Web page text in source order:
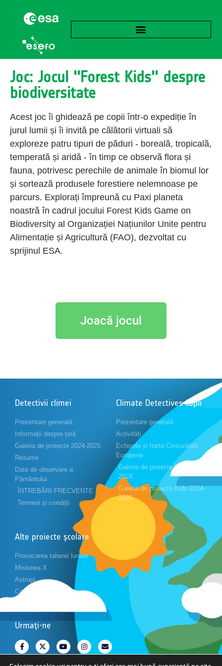
Joc: Jocul ''Forest Kids'' despre
biodiversitate
Acest joc îi ghidează pe copii într-o expediție în
jurul lumii și îi invită pe călătorii virtuali să
exploreze patru tipuri de păduri - boreală, tropicală,
temperată și aridă - în timp ce observă flora și
fauna, potrivesc perechile de animale în biomul lor
și sortează produsele forestiere nelemnoase pe
parcurs. Explorați împreună cu Paxi planeta
noastră în cadrul jocului Forest Kids Game on
Biodiversity al Organizației Națiunilor Unite pentru
Alimentație și Agricultură (FAO), dezvoltat cu
sprijinul ESA.
Joacă jocul
Detectivii climei
Prezentare generală
Informații despre țară
Galeria de proiecte 2024-2025
Resurse
Date de observare a
Pământului
ÎNTREBĂRI FRECVENTE
Termeni și condiții
Climate Detectives Copii
Prezentare generală
Activități
Echipele și harta Comunității
Europene
Galerie de proiecte Kids 2023-
2024
Galeria de proiecte Kids 2024-
2025
Alte proiecte școlare
Provocarea taberei lunare
Misiunea X
Astropi
Cansat
Urmați-ne